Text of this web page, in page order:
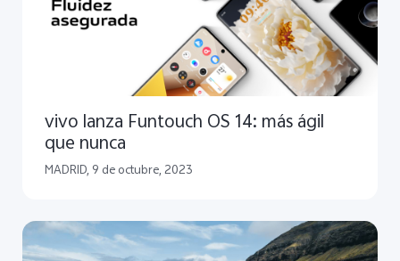
vivo lanza Funtouch OS 14: más ágil
que nunca
MADRID, 9 de octubre, 2023